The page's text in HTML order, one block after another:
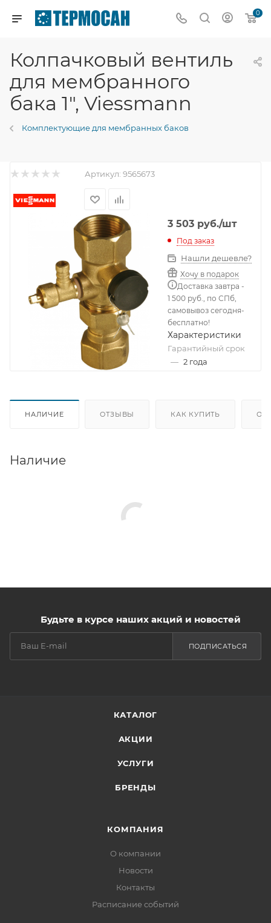
0
Колпачковый вентиль
для мембранного
бака 1", Viessmann
Комплектующие для мембранных баков
Артикул: 9565673
3 503 руб./шт
Под заказ
Нашли дешевле?
Хочу в подарок
Доставка завтра -
1 500 руб., по СПб,
самовывоз сегодня-
бесплатно!
Характеристики
Гарантийный срок
— 2 года
НАЛИЧИЕ ОТЗЫВЫ КАК КУПИТЬ
Наличие
Будьте в курсе наших акций и новостей
ПОДПИСАТЬСЯ
КАТАЛОГ
АКЦИИ
УСЛУГИ
БРЕНДЫ
КОМПАНИЯ
О компании
Новости
Контакты
Расписание событий